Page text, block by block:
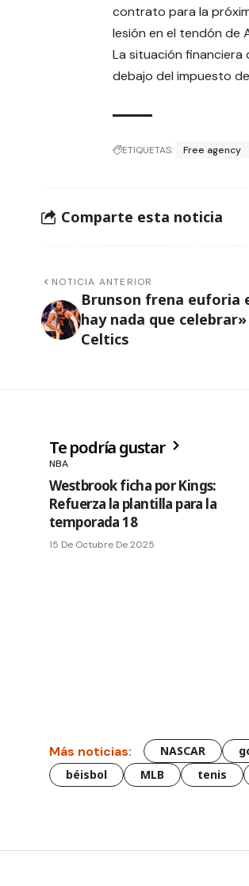
contrato para la
lesión en el tendón de
La situación
debajo del impuesto
ETIQUETAS: Free agency
Comparte esta noticia
NOTICIA ANTERIOR
Brunson frena euforia
hay nada que
Celtics
Te podría gustar
NBA
Westbrook ficha por Kings:
Refuerza la plantilla para la
temporada 18
15 De Octubre De 2025
Más noticias: NASCAR
béisbol
MLB tenis